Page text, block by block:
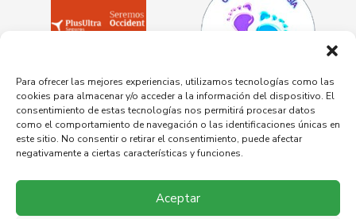
Para ofrecer las mejores experiencias, utilizamos tecnologías como las
cookies para almacenar y/o acceder a la información del dispositivo. El
consentimiento de estas tecnologías nos permitirá procesar datos
como el comportamiento de navegación o las identificaciones únicas en
este sitio. No consentir o retirar el consentimiento, puede afectar
negativamente a ciertas características y funciones.
Aceptar